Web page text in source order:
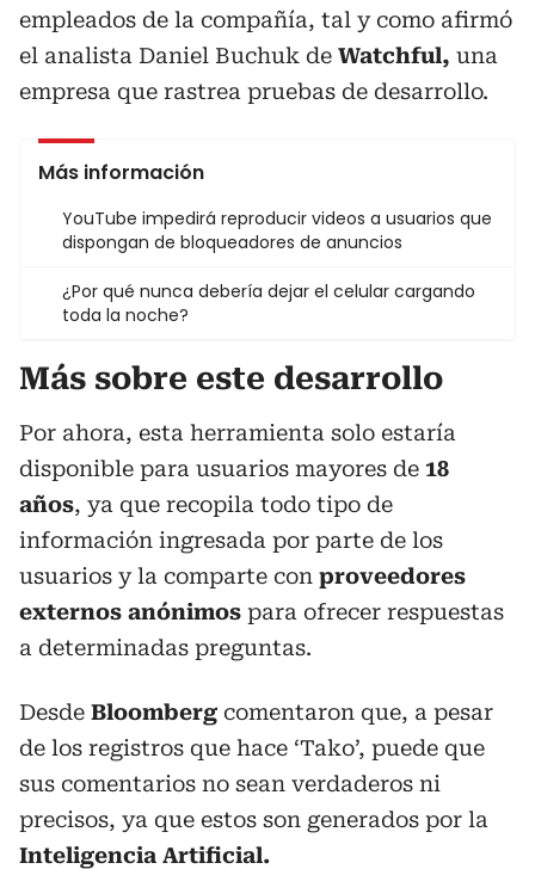
empleados de la compañía, tal y como afirmó
el analista Daniel Buchuk de Watchful, una
empresa que rastrea pruebas de desarrollo.
Más información
YouTube impedirá reproducir videos a usuarios que
dispongan de bloqueadores de anuncios
¿Por qué nunca debería dejar el celular cargando
toda la noche?
Más sobre este desarrollo
Por ahora, esta herramienta solo estaría
disponible para usuarios mayores de 18
años, ya que recopila todo tipo de
información ingresada por parte de los
usuarios y la comparte con proveedores
externos anónimos para ofrecer respuestas
a determinadas preguntas.
Desde Bloomberg comentaron que, a pesar
de los registros que hace ‘Tako’, puede que
sus comentarios no sean verdaderos ni
precisos, ya que estos son generados por la
Inteligencia Artificial.